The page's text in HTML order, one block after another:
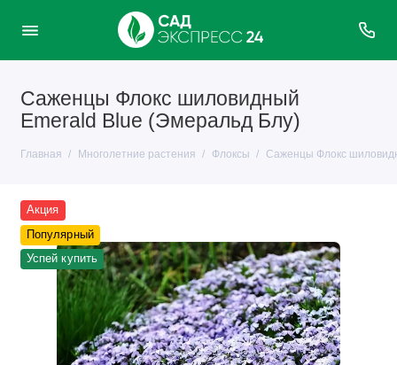
Саженцы Флокс шиловидный
Emerald Blue (Эмеральд Блу)
Главная Многолетние растения Флоксы Саженцы Флокс
Акция
Популярный
Успей купить